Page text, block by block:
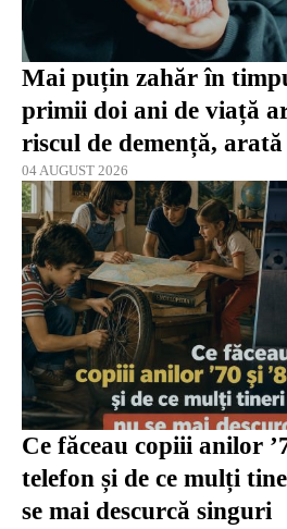
Mai puțin zahăr în
primii doi ani de viață
riscul de demență,
04 AUGUST 2026
Ce făceau copiii anilor
telefon și de ce mulți
se mai descurcă singuri